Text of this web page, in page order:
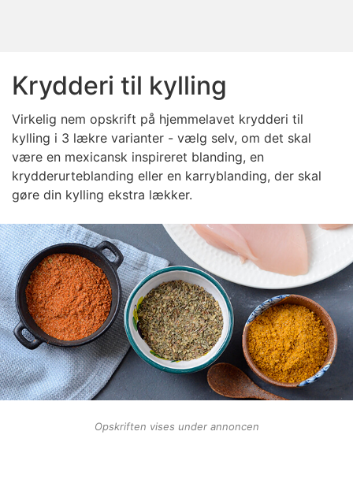
Krydderi til kylling
Virkelig nem opskrift på hjemmelavet krydderi til
kylling i 3 lækre varianter - vælg selv, om det skal
være en mexicansk inspireret blanding, en
krydderurteblanding eller en karryblanding, der skal
gøre din kylling ekstra lækker.
Opskriften vises under annoncen